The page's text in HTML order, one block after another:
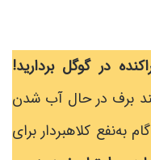
در گوگل بردارید!
برف در حال آب شدن
کلاهبردار برای